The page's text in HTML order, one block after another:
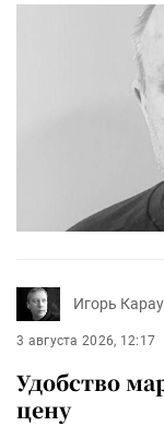
Игорь
3 августа 2026, 12:17
Удобство
цену